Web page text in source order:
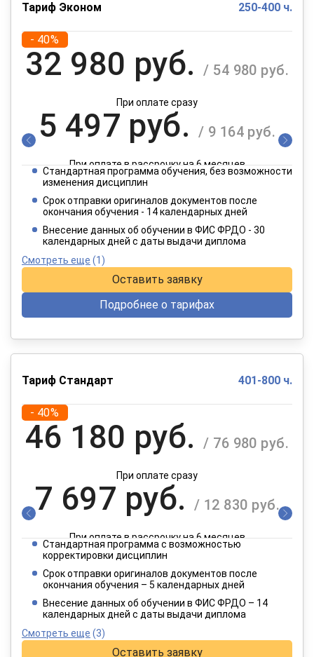
Тариф Эконом 250-400 ч.
- 40%
32 980 руб. / 54 980 руб.
При оплате сразу
5 497 руб. / 9 164 руб.
При оплате в рассрочку на 6 месяцев
2 749 руб.
При оплате в рассрочку на 12 месяцев
Стандартная программа обучения, без возможности
изменения дисциплин
Срок отправки оригиналов документов после
окончания обучения - 14 календарных дней
Внесение данных об обучении в ФИС ФРДО - 30
календарных дней с даты выдачи диплома
Смотреть еще (1)
Оставить заявку
Подробнее о тарифах
Тариф Стандарт 401-800 ч.
- 40%
46 180 руб. / 76 980 руб.
При оплате сразу
7 697 руб. / 12 830 руб.
При оплате в рассрочку на 6 месяцев
3 849 руб.
При оплате в рассрочку на 12 месяцев
Стандартная программа с возможностью
корректировки дисциплин
Срок отправки оригиналов документов после
окончания обучения – 5 календарных дней
Внесение данных об обучении в ФИС ФРДО – 14
календарных дней с даты выдачи диплома
Смотреть еще (3)
Оставить заявку